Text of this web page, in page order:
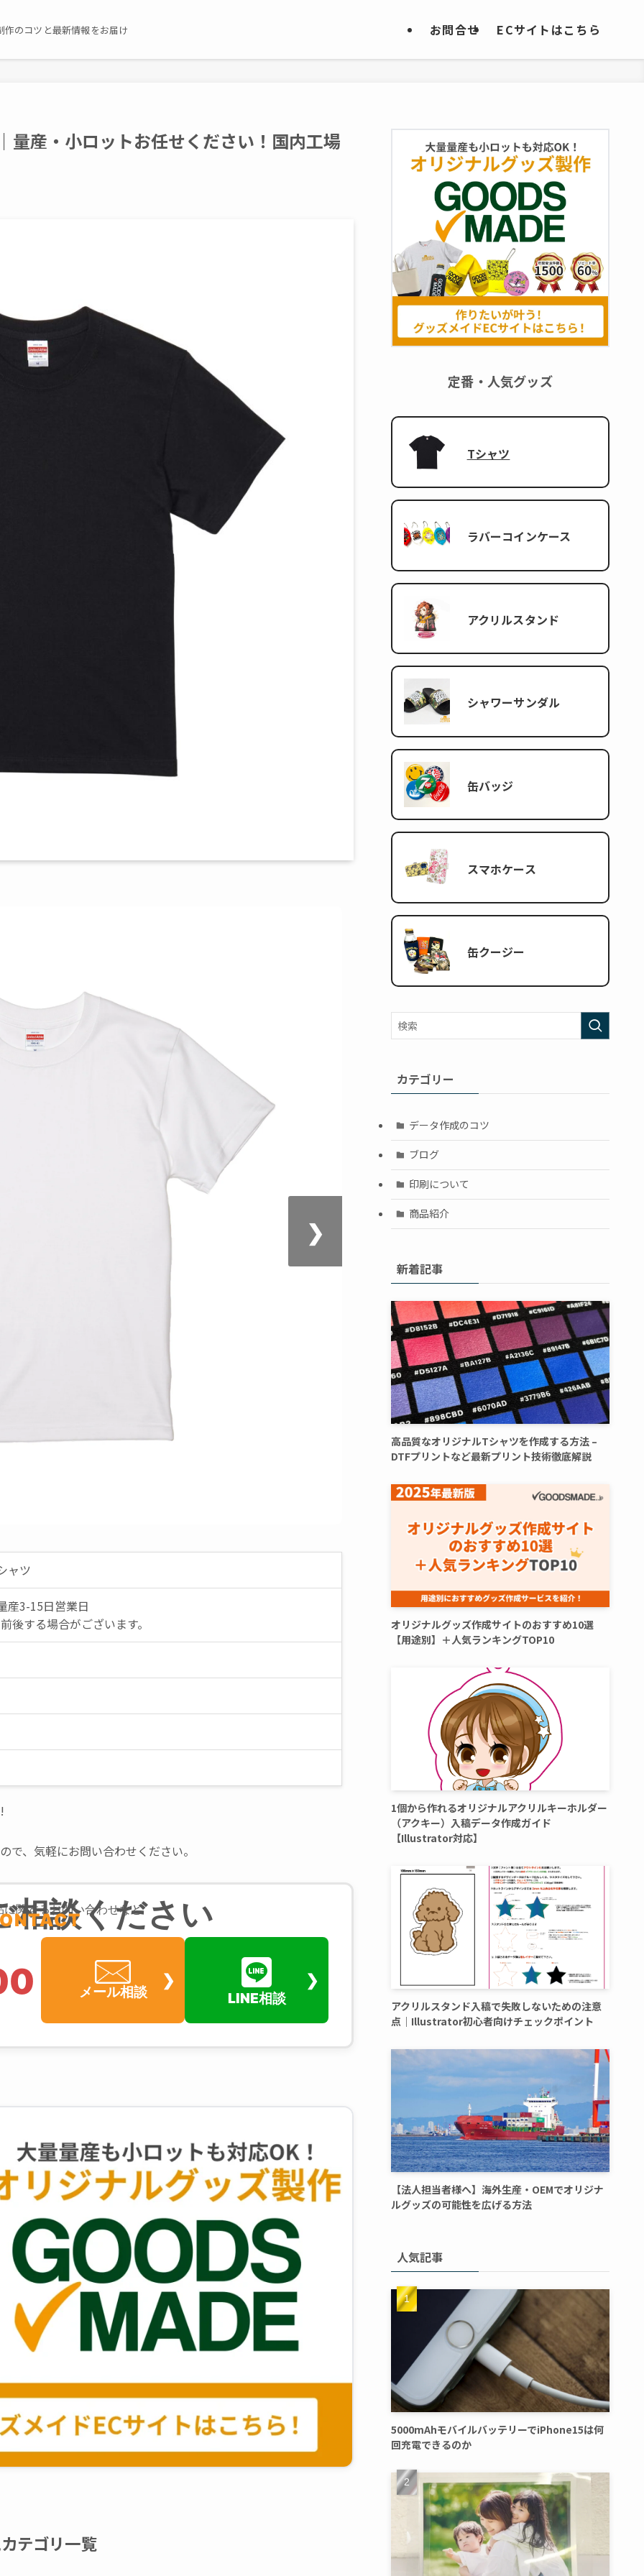
作のコツと最新情報をお届け お問合せ ECサイトはこちら
量産・小ロットお任せください！国内工場
、気軽にお問い合わせください。
に関するお問い合わせなど
相談ください
テゴリ一覧
ー
キャラクターやアイドルの
定番・人気グッズ
Tシャツ
ラバーコインケース
アクリルスタンド
シャワーサンダル
缶バッジ
スマホケース
缶クージー
カテゴリー
データ作成のコツ
ブログ
印刷について
商品紹介
新着記事
高品質なオリジナルTシャツを作成する方法 –
DTFプリントなど最新プリント技術徹底解説
オリジナルグッズ作成サイトのおすすめ10選
【用途別】＋人気ランキングTOP10
1個から作れるオリジナルアクリルキーホルダー
（アクキー）入稿データ作成ガイド
【Illustrator対応】
アクリルスタンド入稿で失敗しないための注意
点｜Illustrator初心者向けチェックポイント
【法人担当者様へ】海外生産・OEMでオリジナ
ルグッズの可能性を広げる方法
人気記事
5000mAhモバイルバッテリーでiPhone15は何
回充電できるのか